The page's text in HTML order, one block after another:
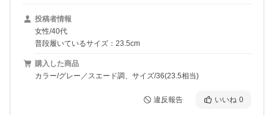
投稿者情報
女性/40代
普段履いているサイズ：23.5cm
購入した商品
カラー/グレー／スエード調、サイズ/36(23.5相当)
違反報告 いいね 0